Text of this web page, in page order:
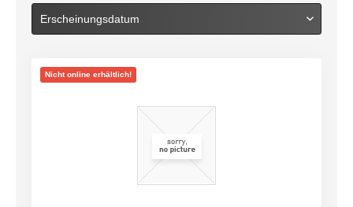
Nicht online erhältlich!